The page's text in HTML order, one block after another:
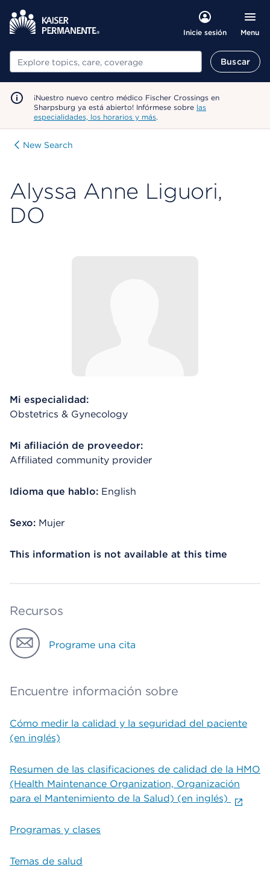
Inicie sesión Menu
Buscar Buscar
¡Nuestro nuevo centro médico Fischer Crossings en
Sharpsburg ya está abierto! Infórmese sobre las
especialidades, los horarios y más.
New Search
Alyssa Anne Liguori,
DO
Mi especialidad:
Obstetrics & Gynecology
Mi afiliación de proveedor:
Affiliated community provider
Idioma que hablo: English
Sexo: Mujer
This information is not available at this time
Recursos
Programe una cita
Encuentre información sobre
Cómo medir la calidad y la seguridad del paciente
(en inglés)
Resumen de las clasificaciones de calidad de la HMO
(Health Maintenance Organization, Organización
para el Mantenimiento de la Salud) (en inglés)
Programas y clases
Temas de salud